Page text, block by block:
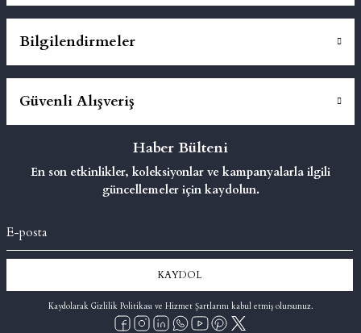
Bilgilendirmeler
Güvenli Alışveriş
Haber Bülteni
En son etkinlikler, koleksiyonlar ve kampanyalarla ilgili
güncellemeler için kaydolun.
KAYDOL
Kaydolarak Gizlilik Politikası ve Hizmet Şartlarını kabul etmiş olursunuz.